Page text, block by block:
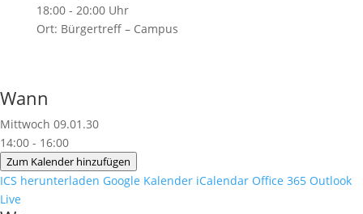
18:00 - 20:00 Uhr
Ort: Bürgertreff – Campus
Wann
Mittwoch 09.01.30
14:00 - 16:00
Zum Kalender hinzufügen
ICS herunterladen Google Kalender iCalendar Office 365 Outlook
Live